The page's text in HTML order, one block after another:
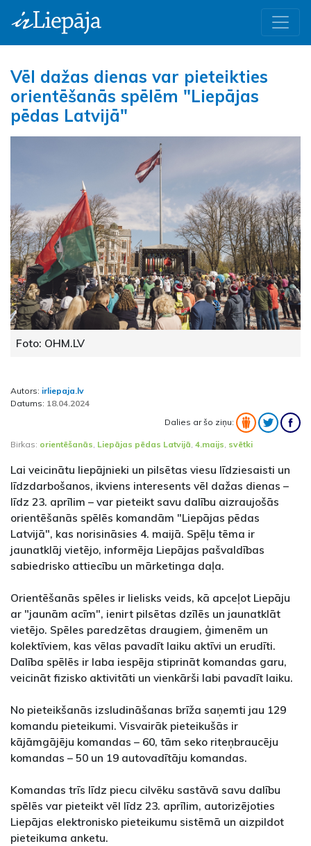
Vēl dažas dienas var pieteikties
orientēšanās spēlēm "Liepājas
pēdas Latvijā"
Foto: OHM.LV
Autors: irliepaja.lv
Datums: 18.04.2024
Dalies ar šo ziņu:
Birkas: orientēšanās, Liepājas pēdas Latvijā, 4.maijs, svētki
Lai veicinātu liepājnieki un pilsētas viesu līdziesaisti un
līdzdarbošanos, ikviens interesents vēl dažas dienas –
līdz 23. aprīlim – var pieteikt savu dalību aizraujošās
orientēšanās spēlēs komandām "Liepājas pēdas
Latvijā", kas norisināsies 4. maijā. Spēļu tēma ir
jaunatklāj vietējo, informēja Liepājas pašvaldības
sabiedrisko attiecību un mārketinga daļa.
Orientēšanās spēles ir lielisks veids, kā apceļot Liepāju
ar "jaunām acīm", ienirt pilsētas dzīlēs un jaunatklāt
vietējo. Spēles paredzētas draugiem, ģimenēm un
kolektīviem, kas vēlas pavadīt laiku aktīvi un erudīti.
Dalība spēlēs ir laba iespēja stiprināt komandas garu,
veicināt fizisko aktivitāti un vienkārši labi pavadīt laiku.
No pieteikšanās izsludināšanas brīža saņemti jau 129
komandu pieteikumi. Visvairāk pieteikušās ir
kājāmgājēju komandas – 60, tām seko riteņbraucēju
komandas – 50 un 19 autovadītāju komandas.
Komandas trīs līdz piecu cilvēku sastāvā savu dalību
spēlēs var pieteikt vēl līdz 23. aprīlim, autorizējoties
Liepājas elektronisko pieteikumu sistēmā un aizpildot
pieteikuma anketu.